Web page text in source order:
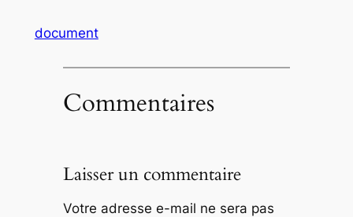
document
Commentaires
Laisser un commentaire
Votre adresse e-mail ne sera pas